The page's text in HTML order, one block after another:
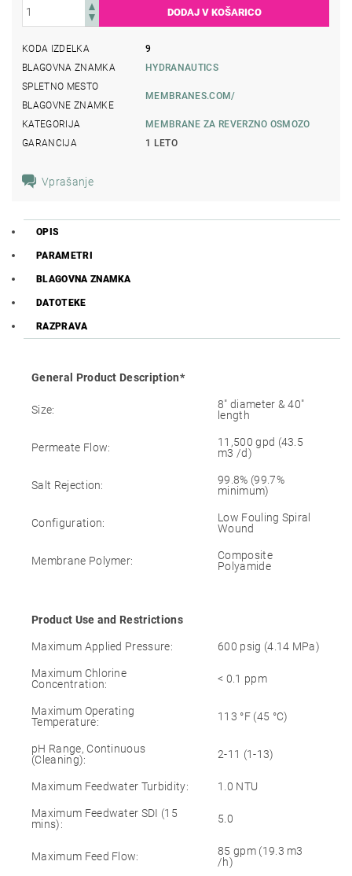
KODA IZDELKA
9
BLAGOVNA ZNAMKA
HYDRANAUTICS
SPLETNO MESTO
BLAGOVNE ZNAMKE
MEMBRANES.COM/
KATEGORIJA
MEMBRANE ZA REVERZNO OSMOZO
GARANCIJA
1 LETO
Vprašanje
OPIS
PARAMETRI
BLAGOVNA ZNAMKA
DATOTEKE
RAZPRAVA
General Product Description*
Size:
8″ diameter & 40″
length
Permeate Flow:
11,500 gpd (43.5
m3 /d)
Salt Rejection:
99.8% (99.7%
minimum)
Configuration:
Low Fouling Spiral
Wound
Membrane Polymer:
Composite
Polyamide
Product Use and Restrictions
Maximum Applied Pressure: 600 psig (4.14 MPa)
Maximum Chlorine
Concentration:
< 0.1 ppm
Maximum Operating
Temperature:
113 °F (45 °C)
pH Range, Continuous
(Cleaning):
2-11 (1-13)
Maximum Feedwater Turbidity: 1.0 NTU
Maximum Feedwater SDI (15
mins):
5.0
Maximum Feed Flow:
85 gpm (19.3 m3
/h)